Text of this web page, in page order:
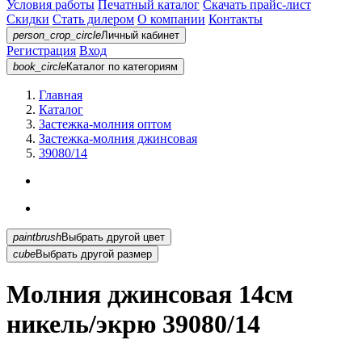
Условия работы Печатный каталог Скачать прайс-лист
Скидки Стать дилером О компании Контакты
person_crop_circleЛичный кабинет
Регистрация Вход
book_circleКаталог по категориям
Главная
Каталог
Застежка-молния оптом
Застежка-молния джинсовая
39080/14
paintbrush
Выбрать другой цвет
cubeВыбрать другой размер
Молния джинсовая 14см
никель/экрю 39080/14